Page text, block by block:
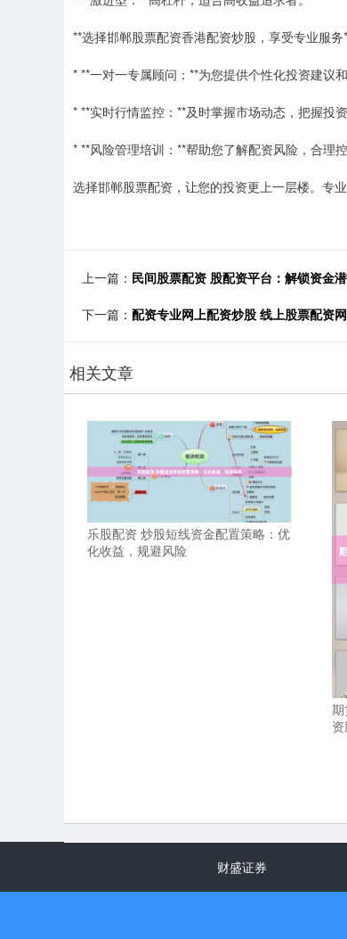
**选择邯郸股票配资香港配资炒股，享受专业服务
* **一对一专属顾问：**为您提供个性化投资建议和
* **实时行情监控：**及时掌握市场动态，把握投资
* **风险管理培训：**帮助您了解配资风险，合理控
选择邯郸股票配资，让您的投资更上一层楼。专
上一篇： 民间股票配资 股配资平台：解锁资金
下一篇： 配资专业网上配资炒股 线上股票配资
相关文章
乐股配资 炒股短线资金配置策略：优
化收益，规避风险
财盛证券